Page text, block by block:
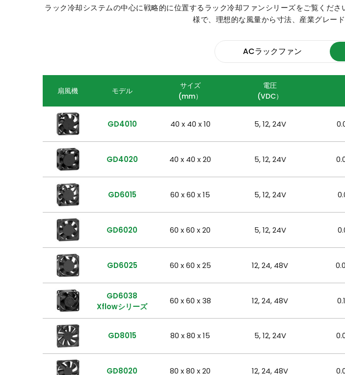
ラック冷却システムの中心に戦略的に位置するラック冷却ファンシリーズをご覧くだ
様で、理想的な風量から寸法、産業グレー
ACラックファン
扇風機 モデル
サイズ
(mm）
電圧
(VDC）
GD4010 40 x 40 x 10 5, 12, 24V
GD4020 40 x 40 x 20 5, 12, 24V
GD6015 60 x 60 x 15 5, 12, 24V
GD6020 60 x 60 x 20 5, 12, 24V
GD6025 60 x 60 x 25 12, 24, 48V
GD6038
Xflowシリーズ
60 x 60 x 38 12, 24, 48V
GD8015 80 x 80 x 15 5, 12, 24V
GD8020 80 x 80 x 20 12, 24, 48V